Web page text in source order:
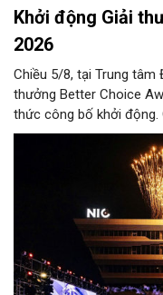
Khởi động Giải
2026
Chiều 5/8, tại Trung tâm
thưởng Better Choice
thức công bố khởi động.
khích, cổ vũ những giá
sống thực, phục vụ